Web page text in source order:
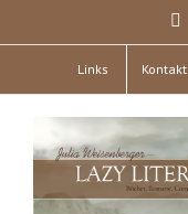
Links Kontakt